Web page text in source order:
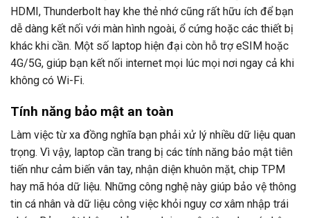
HDMI, Thunderbolt hay khe thẻ nhớ cũng rất hữu ích để bạn
dễ dàng kết nối với màn hình ngoài, ổ cứng hoặc các thiết bị
khác khi cần. Một số laptop hiện đại còn hỗ trợ eSIM hoặc
4G/5G, giúp bạn kết nối internet mọi lúc mọi nơi ngay cả khi
không có Wi-Fi.
Tính năng bảo mật an toàn
Làm việc từ xa đồng nghĩa bạn phải xử lý nhiều dữ liệu quan
trọng. Vì vậy, laptop cần trang bị các tính năng bảo mật tiên
tiến như cảm biến vân tay, nhận diện khuôn mặt, chip TPM
hay mã hóa dữ liệu. Những công nghệ này giúp bảo vệ thông
tin cá nhân và dữ liệu công việc khỏi nguy cơ xâm nhập trái